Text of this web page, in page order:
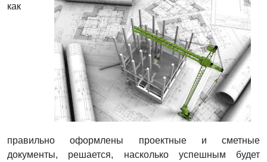
как
правильно оформлены проектные и сметные
документы, решается, насколько успешным будет